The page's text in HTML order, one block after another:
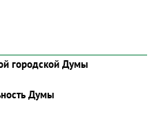
городской Думы
Думы